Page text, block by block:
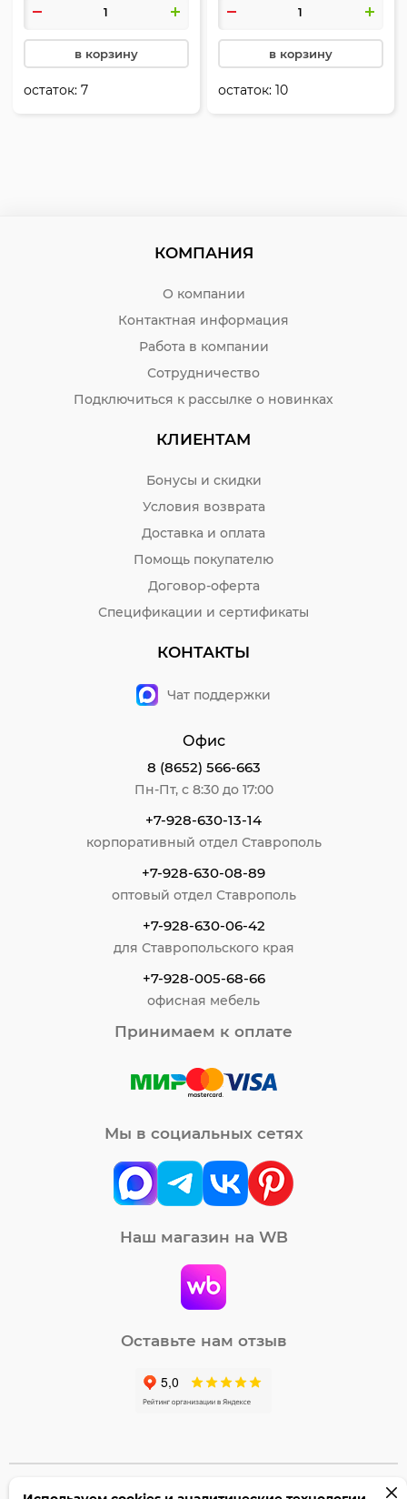
в корзину
остаток:7
в корзину
остаток:10
КОМПАНИЯ
О компании
Контактная информация
Работа в компании
Сотрудничество
Подключиться к рассылке о новинках
КЛИЕНТАМ
Бонусы и скидки
Условия возврата
Доставка и оплата
Помощь покупателю
Договор-оферта
Спецификации и сертификаты
КОНТАКТЫ
Чат поддержки
Офис
8 (8652) 566-663
Пн-Пт, с 8:30 до 17:00
+7-928-630-13-14
корпоративный отдел Ставрополь
+7-928-630-08-89
оптовый отдел Ставрополь
+7-928-630-06-42
для Ставропольского края
+7-928-005-68-66
офисная мебель
Принимаем к оплате
Мы в социальных сетях
Наш магазин на WB
Оставьте нам отзыв